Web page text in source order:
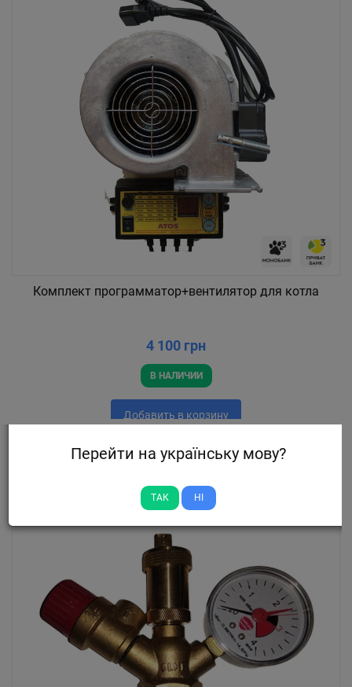
Комплект программатор+вентилятор для котла
4 100 грн
В НАЛИЧИИ
Добавить в корзину
Перейти на українську мову?
ТАК НІ